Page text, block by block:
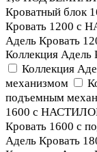
Кроватный блок
Кровать 1200 с
Адель Кровать
Коллекция
Коллекция
механизмом
подъемным
1600 с
Кровать 1600 с
Адель Кровать